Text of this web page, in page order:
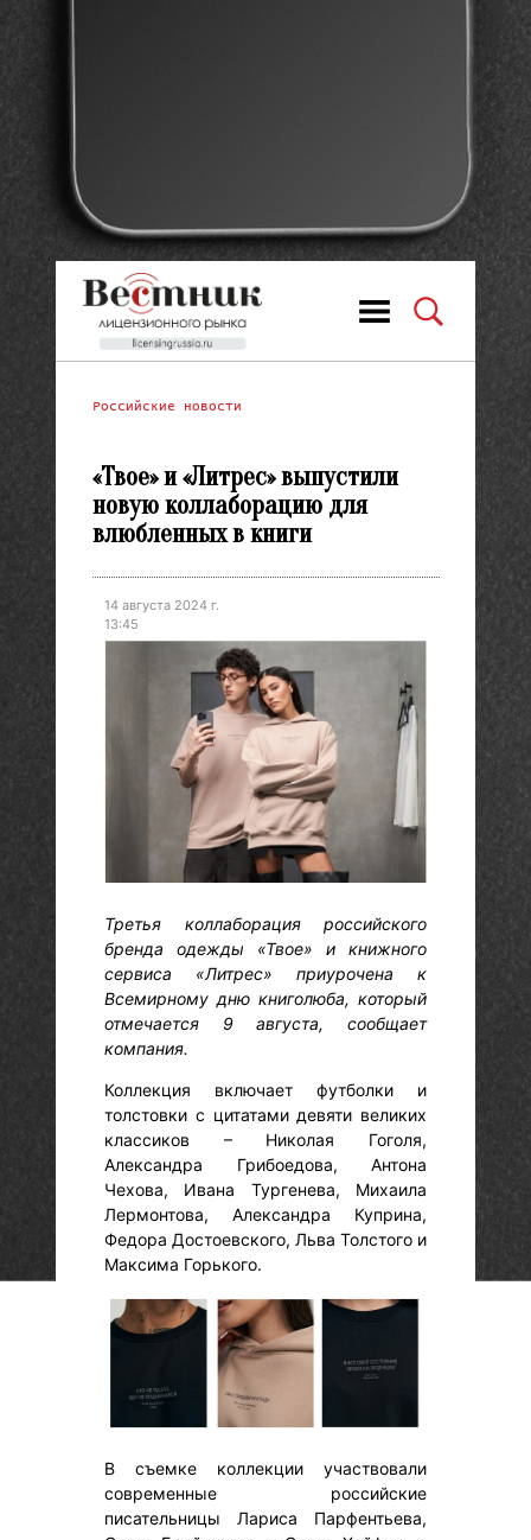
Российские новости
«Твое» и «Литрес» выпустили
новую коллаборацию для
влюбленных в книги
14 августа 2024 г.
13:45
Третья коллаборация российского
бренда одежды «Твое» и книжного
сервиса «Литрес» приурочена к
Всемирному дню книголюба, который
отмечается 9 августа, сообщает
компания.
Коллекция включает футболки и
толстовки с цитатами девяти великих
классиков – Николая Гоголя,
Александра Грибоедова, Антона
Чехова, Ивана Тургенева, Михаила
Лермонтова, Александра Куприна,
Федора Достоевского, Льва Толстого и
Максима Горького.
В съемке коллекции участвовали
современные российские
писательницы Лариса Парфентьева,